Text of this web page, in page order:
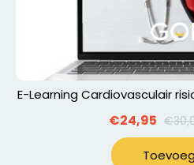
E-Learning Cardiovasculair
€24,95
prijs